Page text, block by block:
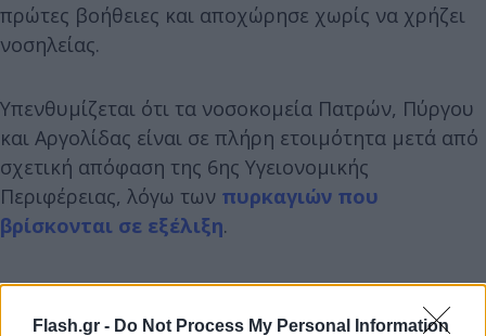
Flash.gr - Do Not Process My Personal Information
πρώτες βοήθειες και αποχώρησε χωρίς να χρήζει
νοσηλείας.
Υπενθυμίζεται ότι τα νοσοκομεία Πατρών, Πύργου
και Αργολίδας είναι σε πλήρη ετοιμότητα μετά από
σχετική απόφαση της 6ης Υγειονομικής
Περιφέρειας, λόγω των πυρκαγιών που
βρίσκονται σε εξέλιξη.